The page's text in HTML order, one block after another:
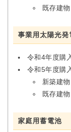
既存建
事業用太陽光発
令和4年度購
令和5年度購
新築建
既存建
家庭用蓄電池